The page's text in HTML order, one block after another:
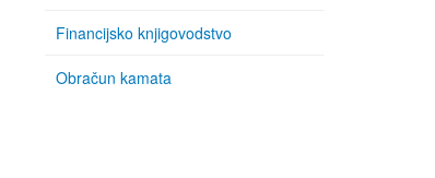
Financijsko knjigovodstvo
Obračun kamata